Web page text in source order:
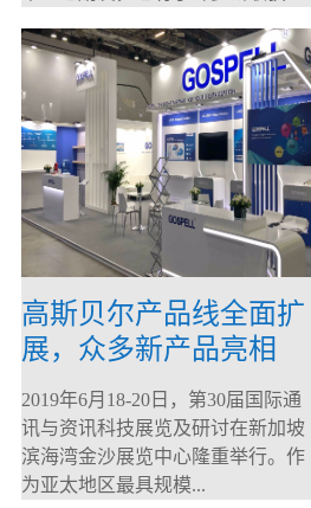
高斯贝尔产品线全面扩
展，众多新产品亮相
CommunicAsia 2019
2019年6月18-20日，第30届国际通
讯与资讯科技展览及研讨在新加坡
滨海湾金沙展览中心隆重举行。作
为亚太地区最具规模...